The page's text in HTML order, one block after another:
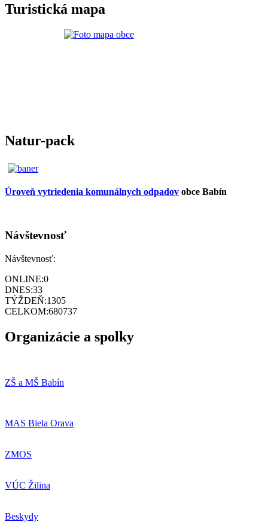
Turistická mapa
Natur-pack
Úroveň vytriedenia komunálnych odpadov obce Babín
Návštevnosť
Návštevnosť:
ONLINE:0
DNES:33
TÝŽDEŇ:1305
CELKOM:680737
Organizácie a spolky
ZŠ a MŠ Babín
MAS Biela Orava
ZMOS
VÚC Žilina
Beskydy